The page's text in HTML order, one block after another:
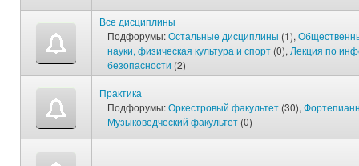
Все дисциплины
Подфорумы:Остальные дисциплины (1),
науки, физическая культура и спорт (0), Лекция по
безопасности (2)
Практика
Подфорумы:Оркестровый факультет (30),
Музыковедческий факультет (0)